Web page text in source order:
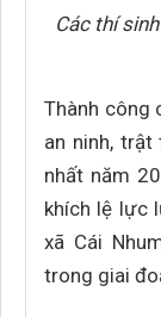
Các thí
Thành công
an ninh,
nhất năm
khích lệ lực
xã Cái
trong giai